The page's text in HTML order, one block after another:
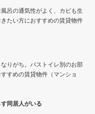
呂の通気性がよく、カビも生
たい方におすすめの賃貸物件
りがち。バストイレ別のお部
すめの賃貸物件（マンショ
同居人がいる